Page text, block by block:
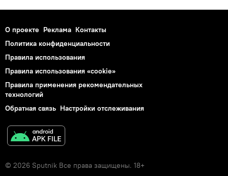
О проекте Реклама Контакты
Политика конфиденциальности
Правила использования
Правила использования «cookie»
Правила применения рекомендательных
технологий
Обратная связь Настройки отслеживания
© 2026 Sputnik Все права защищены. 18+